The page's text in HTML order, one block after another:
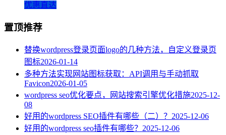
优惠直达
置顶推荐
替换wordpress登录页面logo的几种方法，自定义登录页
图标2026-01-14
多种方法实现网站图标获取：API调用与手动抓取
Favicon2026-01-05
wordpress seo优化要点，网站搜索引擎优化措施2025-12-
08
好用的wordpress SEO插件有哪些（二）？ 2025-12-06
好用的wordpress seo插件有哪些？ 2025-12-06